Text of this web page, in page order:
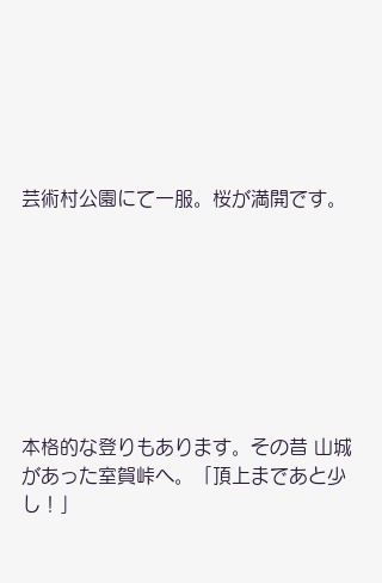
芸術村公園にて一服。桜が満開です。
本格的な登りもあります。その昔 山城
があった室賀峠へ。「頂上まであと少
し！」